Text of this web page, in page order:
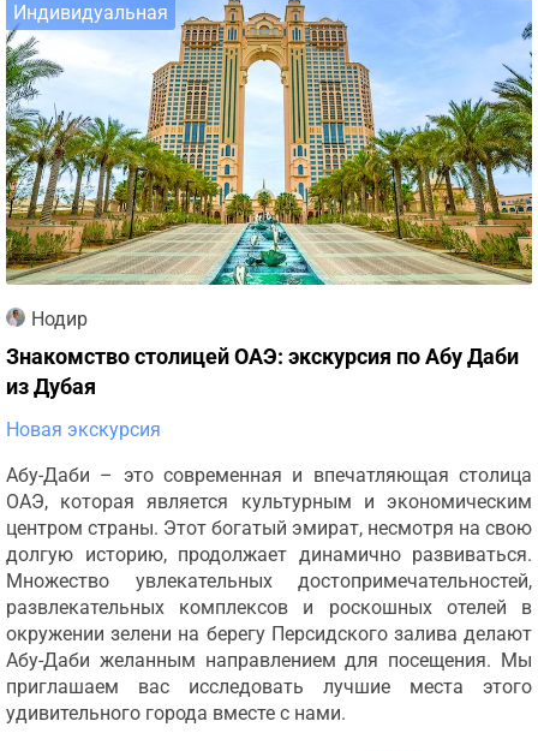
Индивидуальная
Нодир
Знакомство столицей ОАЭ: экскурсия по Абу Даби
из Дубая
Новая экскурсия
Абу-Даби – это современная и впечатляющая столица
ОАЭ, которая является культурным и экономическим
центром страны. Этот богатый эмират, несмотря на свою
долгую историю, продолжает динамично развиваться.
Множество увлекательных достопримечательностей,
развлекательных комплексов и роскошных отелей в
окружении зелени на берегу Персидского залива делают
Абу-Даби желанным направлением для посещения. Мы
приглашаем вас исследовать лучшие места этого
удивительного города вместе с нами.